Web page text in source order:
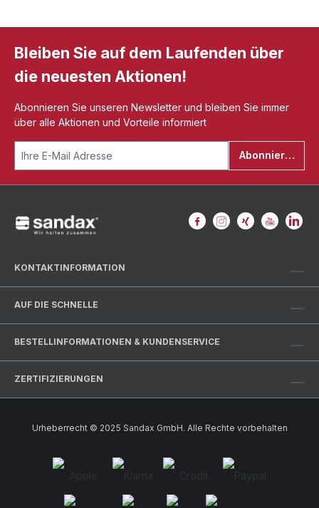
Bleiben Sie auf dem Laufenden über
die neuesten Aktionen!
Abonnieren Sie unseren Newsletter und bleiben Sie immer
über alle Aktionen und Vorteile informiert
Abonnieren
KONTAKTINFORMATION
AUF DIE SCHNELLE
BESTELLINFORMATIONEN & KUNDENSERVICE
ZERTIFIZIERUNGEN
Urheberrecht © 2025 Sandax GmbH. Alle Rechte vorbehalten